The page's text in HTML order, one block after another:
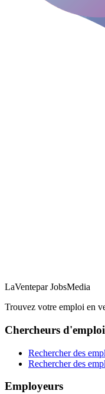
LaVentepar JobsMedia
Trouvez votre emploi en
Chercheurs d'emploi
Rechercher des
Rechercher des
Employeurs